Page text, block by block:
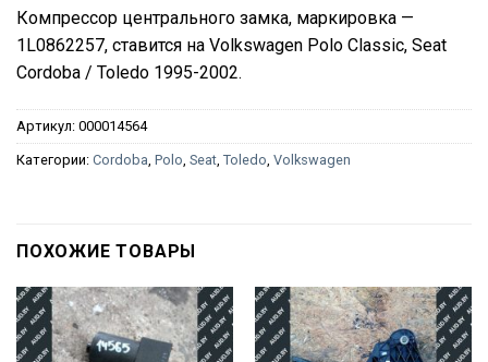
Компрессор центрального замка, маркировка —
1L0862257, ставится на Volkswagen Polo Classic, Seat
Cordoba / Toledo 1995-2002.
Артикул: 000014564
Категории: Cordoba, Polo, Seat, Toledo, Volkswagen
ПОХОЖИЕ ТОВАРЫ